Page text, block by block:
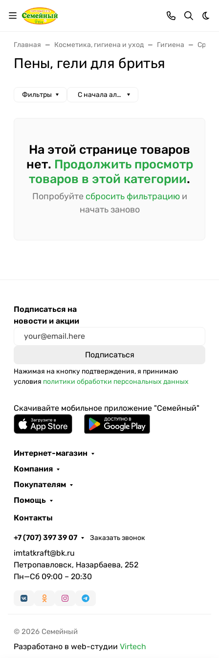
Главная Косметика, гигиена и уход Гигиена
Пены, гели для бритья
Фильтры С начала алфавита
На этой странице товаров
нет. Продолжить просмотр
товаров в этой категории.
Попробуйте сбросить фильтрациюи
начать заново
Подписаться на
новости и акции
Нажимая на кнопку подтверждения, я принимаю
условия политики обработки персональных данных
Скачивайте мобильное приложение "Семейный"
Интернет-магазин
Компания
Покупателям
Помощь
Контакты
+7 (707) 397 39 07 Заказать звонок
imtatkraft@bk.ru
Петропавловск, Назарбаева, 252
Пн—Сб 09:00 – 20:30
© 2026 Семейный
Разработано в web-студии Virtech